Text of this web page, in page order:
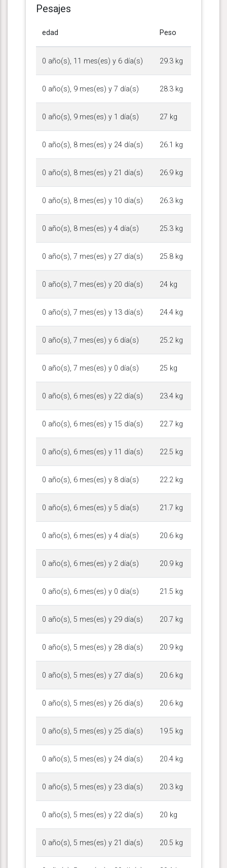
Pesajes
edad Peso
0 año(s), 11 mes(es) y 6 día(s) 29.3 kg
0 año(s), 9 mes(es) y 7 día(s) 28.3 kg
0 año(s), 9 mes(es) y 1 día(s) 27 kg
0 año(s), 8 mes(es) y 24 día(s) 26.1 kg
0 año(s), 8 mes(es) y 21 día(s) 26.9 kg
0 año(s), 8 mes(es) y 10 día(s) 26.3 kg
0 año(s), 8 mes(es) y 4 día(s) 25.3 kg
0 año(s), 7 mes(es) y 27 día(s) 25.8 kg
0 año(s), 7 mes(es) y 20 día(s) 24 kg
0 año(s), 7 mes(es) y 13 día(s) 24.4 kg
0 año(s), 7 mes(es) y 6 día(s) 25.2 kg
0 año(s), 7 mes(es) y 0 día(s) 25 kg
0 año(s), 6 mes(es) y 22 día(s) 23.4 kg
0 año(s), 6 mes(es) y 15 día(s) 22.7 kg
0 año(s), 6 mes(es) y 11 día(s) 22.5 kg
0 año(s), 6 mes(es) y 8 día(s) 22.2 kg
0 año(s), 6 mes(es) y 5 día(s) 21.7 kg
0 año(s), 6 mes(es) y 4 día(s) 20.6 kg
0 año(s), 6 mes(es) y 2 día(s) 20.9 kg
0 año(s), 6 mes(es) y 0 día(s) 21.5 kg
0 año(s), 5 mes(es) y 29 día(s) 20.7 kg
0 año(s), 5 mes(es) y 28 día(s) 20.9 kg
0 año(s), 5 mes(es) y 27 día(s) 20.6 kg
0 año(s), 5 mes(es) y 26 día(s) 20.6 kg
0 año(s), 5 mes(es) y 25 día(s) 19.5 kg
0 año(s), 5 mes(es) y 24 día(s) 20.4 kg
0 año(s), 5 mes(es) y 23 día(s) 20.3 kg
0 año(s), 5 mes(es) y 22 día(s) 20 kg
0 año(s), 5 mes(es) y 21 día(s) 20.5 kg